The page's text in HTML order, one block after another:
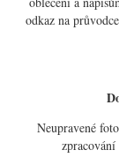
odkaz na
Neupravené